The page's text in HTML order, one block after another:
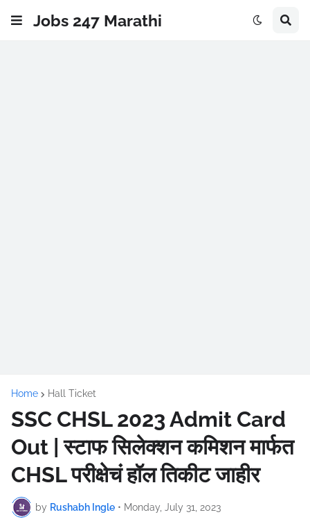
Jobs 247 Marathi
Home Hall Ticket
SSC CHSL 2023 Admit Card
Out | स्टाफ सिलेक्शन कमिशन मार्फत
CHSL परीक्षेचं हॉल तिकीट जाहीर
by Rushabh Ingle • Monday, July 31, 2023